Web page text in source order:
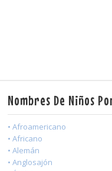
Nombres De Niños
• Afroamericano
• Africano
• Alemán
• Anglosajón